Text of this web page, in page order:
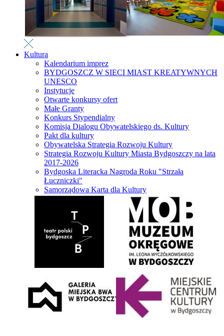
Kultura
Kalendarium imprez
BYDGOSZCZ W SIECI MIAST KREATYWNYCH
UNESCO
Instytucje
Otwarte konkursy ofert
Małe Granty
Konkurs Stypendialny
Komisja Dialogu Obywatelskiego ds. Kultury
Pakt dla kultury
Obywatelska Strategia Rozwoju Kultury
Strategia Rozwoju Kultury Miasta Bydgoszczy na lata
2017-2026
Bydgoska Literacka Nagroda Roku "Strzała
Łuczniczki"
Samorządowa Karta dla Kultury